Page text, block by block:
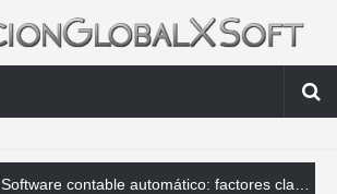
Software contable automático: factores clave que debes analizar